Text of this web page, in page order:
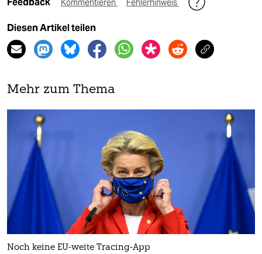
Feedback Kommentieren Fehlerhinweis
Diesen Artikel teilen
Mehr zum Thema
Noch keine EU-weite Tracing-App